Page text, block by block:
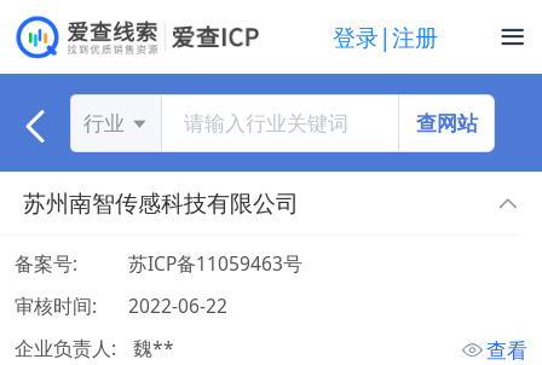
登录|注册
行业 查网站
苏州南智传感科技有限公司
备案号:
苏ICP备11059463号
审核时间:
2022-06-22
企业负责人:
魏** 查看